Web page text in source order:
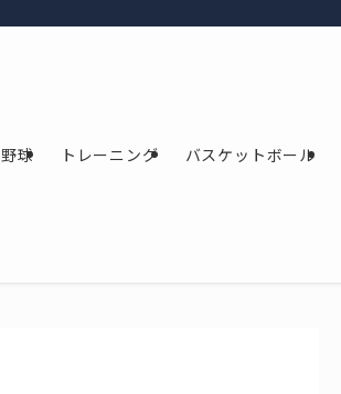
野球 トレーニング バスケットボール